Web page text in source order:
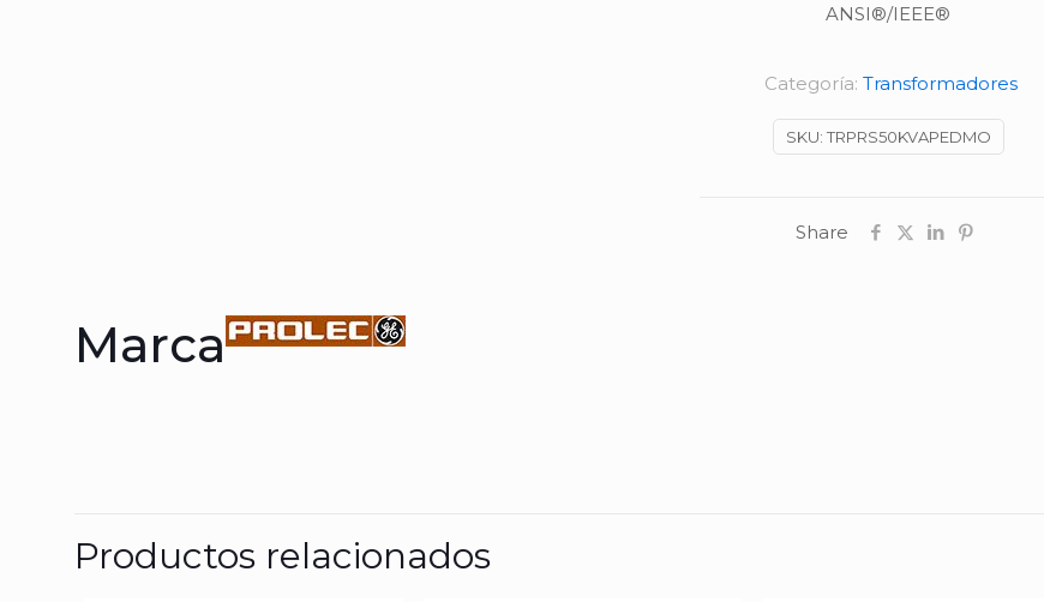
ANSI®/IEEE®
SKU: TRPRS50KVAPEDMO
Categoría:Transformadores
Share
Marca
Productos relacionados